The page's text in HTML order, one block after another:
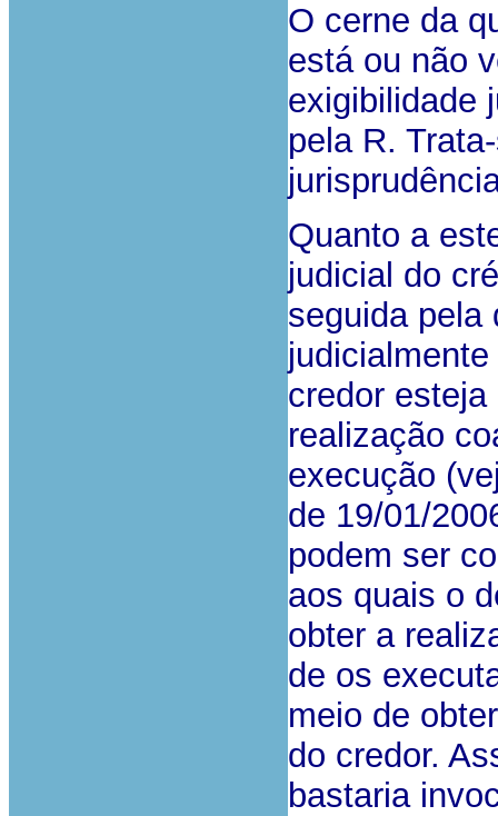
O cerne da
está ou não
exigibilidade
pela R.
Quanto a
judicial do
seguida pela
credor
realização
execução
de 19/01/
podem ser
aos quais o
obter a
de os
meio de
do credor.
bastaria